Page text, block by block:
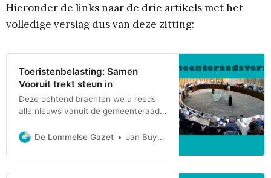
Hieronder de links naar de drie artikels met het
volledige verslag dus van deze zitting:
Toeristenbelasting: Samen
Vooruit trekt steun in
Deze ochtend brachten we u reeds
alle nieuws vanuit de gemeenteraad
van de toeristenbelasting ontbrak
mondelinge vraag hieromtrent werd
gesteld door de Samen Vooruit
De Lommelse Gazet Jan Buyens